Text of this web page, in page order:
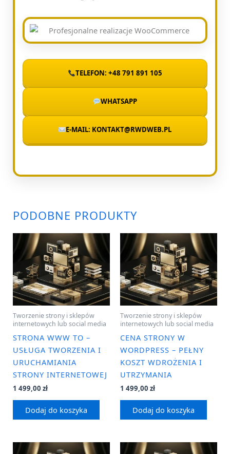
TELEFON: +48 791 891 105
WHATSAPP
E-MAIL: KONTAKT@RWDWEB.PL
PODOBNE PRODUKTY
Tworzenie strony i sklepów
internetowych lub social media
STRONA WWW TO –
USŁUGA TWORZENIA I
URUCHAMIANIA
STRONY INTERNETOWEJ
1 499,00 zł
Dodaj do koszyka
Tworzenie strony i sklepów
internetowych lub social media
CENA STRONY W
WORDPRESS – PEŁNY
KOSZT WDROŻENIA I
UTRZYMANIA
1 499,00 zł
Dodaj do koszyka